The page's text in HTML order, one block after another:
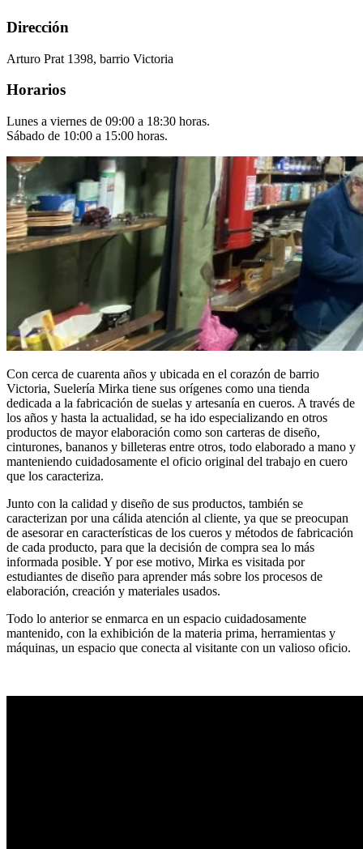
Dirección
Arturo Prat 1398, barrio Victoria
Horarios
Lunes a viernes de 09:00 a 18:30 horas.
Sábado de 10:00 a 15:00 horas.
Con cerca de cuarenta años y ubicada en el corazón de barrio
Victoria, Suelería Mirka tiene sus orígenes como una tienda
dedicada a la fabricación de suelas y artesanía en cueros. A través de
los años y hasta la actualidad, se ha ido especializando en otros
productos de mayor elaboración como son carteras de diseño,
cinturones, bananos y billeteras entre otros, todo elaborado a mano y
manteniendo cuidadosamente el oficio original del trabajo en cuero
que los caracteriza.
Junto con la calidad y diseño de sus productos, también se
caracterizan por una cálida atención al cliente, ya que se preocupan
de asesorar en características de los cueros y métodos de fabricación
de cada producto, para que la decisión de compra sea lo más
informada posible. Y por ese motivo, Mirka es visitada por
estudiantes de diseño para aprender más sobre los procesos de
elaboración, creación y materiales usados.
Todo lo anterior se enmarca en un espacio cuidadosamente
mantenido, con la exhibición de la materia prima, herramientas y
máquinas, un espacio que conecta al visitante con un valioso oficio.